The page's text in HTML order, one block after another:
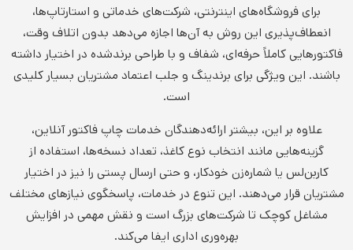
برای فروشگاه‌های اینترنتی، شرکت‌های خدماتی و استارتاپ‌ها،
انعطاف‌پذیری این روش به آن‌ها اجازه می‌دهد بدون اتلاف وقت،
فاکتورهایی کاملاً حرفه‌ای، شفاف و با طراحی برندشده در اختیار داشته
باشند. این ویژگی برای برندینگ و جلب اعتماد مشتریان بسیار کلیدی
است.
علاوه بر این، بیشتر ارائه‌دهندگان خدمات چاپ فاکتور آنلاین،
گزینه‌هایی مانند انتخاب نوع کاغذ، تعداد نسخه‌ها، استفاده از
کاربن‌لس یا شماره‌زن خودکار، و حتی ارسال پستی را نیز در اختیار
مشتریان قرار می‌دهند. این تنوع در خدمات، پاسخگوی نیازهای مختلف
مشاغل کوچک تا شرکت‌های بزرگ است و نقش مهمی در افزایش
بهره‌وری اداری ایفا می‌کند.